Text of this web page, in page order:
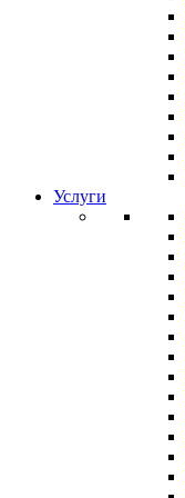
Услуги